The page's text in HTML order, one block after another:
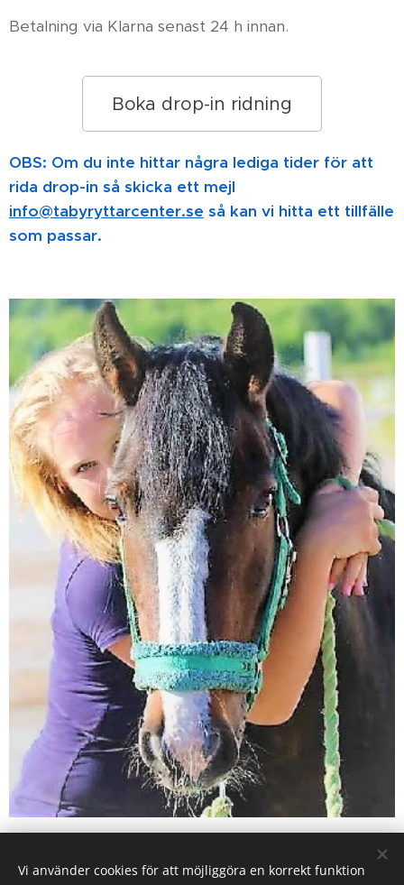
Betalning via Klarna senast 24 h innan.
Boka drop-in ridning
OBS: Om du inte hittar några lediga tider för att
rida drop-in så skicka ett mejl
info@tabyryttarcenter.se så kan vi hitta ett tillfälle
som passar.
Karby Ridanläggning drivs av Ryttarcenter i Täby AB på
Vi använder cookies för att möjliggöra en korrekt funktion